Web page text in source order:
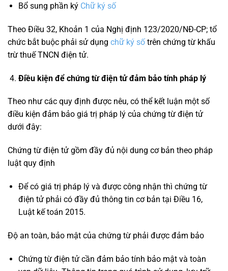
Bổ sung phần ký Chữ ký số
Theo Điều 32, Khoản 1 của Nghị định 123/2020/NĐ-CP; tổ
chức bắt buộc phải sử dụng chữ ký số trên chứng từ khấu
trừ thuế TNCN điện tử.
Điều kiện để chứng từ điện tử đảm bảo tính pháp lý
Theo như các quy định được nêu, có thể kết luận một số
điều kiện đảm bảo giá trị pháp lý của chứng từ điện tử
dưới đây:
Chứng từ điện tử gồm đầy đủ nội dung cơ bản theo pháp
luật quy định
Để có giá trị pháp lý và được công nhận thì chứng từ
điện tử phải có đầy đủ thông tin cơ bản tại Điều 16,
Luật kế toán 2015.
Độ an toàn, bảo mật của chứng từ phải được đảm bảo
Chứng từ điện tử cần đảm bảo tính bảo mật và toàn